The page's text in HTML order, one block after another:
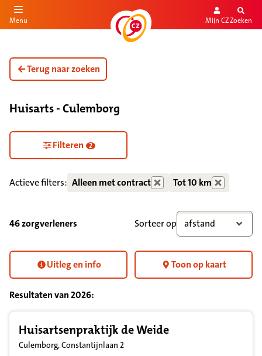
de inhoud
Menu Mijn CZZoeken
Terug naar zoeken
Huisarts - Culemborg
Zorgdiensten verborgen
Filteren 2
Actieve filters: Alleen met contract Tot 10 km
46 zorgverleners Sorteer op afstand
Uitleg en info Toon op kaart
Resultaten van2026:
Huisartsenpraktijk de Weide
Culemborg, Constantijnlaan 2